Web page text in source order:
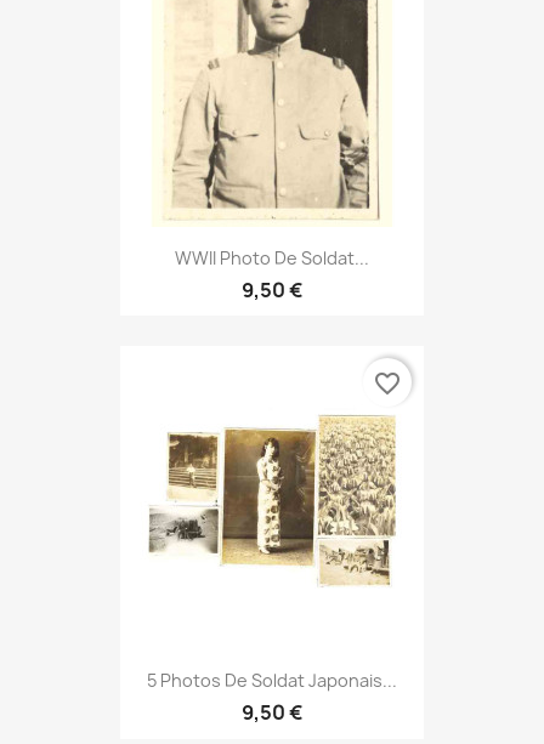
WWII Photo De Soldat...
9,50 €
5 Photos De Soldat Japonais...
9,50 €
favorite_border